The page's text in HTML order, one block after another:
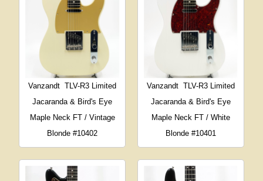
Vanzandt TLV-R3 Limited
Jacaranda & Bird's Eye
Maple Neck FT / Vintage
Blonde #10402
Vanzandt TLV-R3 Limited
Jacaranda & Bird's Eye
Maple Neck FT / White
Blonde #10401